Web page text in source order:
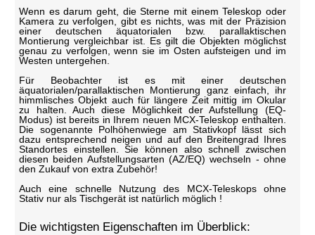
Wenn es darum geht, die Sterne mit einem Teleskop oder
Kamera zu verfolgen, gibt es nichts, was mit der Präzision
einer deutschen äquatorialen bzw. parallaktischen
Montierung vergleichbar ist. Es gilt die Objekten möglichst
genau zu verfolgen, wenn sie im Osten aufsteigen und im
Westen untergehen.
Für Beobachter ist es mit einer deutschen
äquatorialen/parallaktischen Montierung ganz einfach, ihr
himmlisches Objekt auch für längere Zeit mittig im Okular
zu halten. Auch diese Möglichkeit der Aufstellung (EQ-
Modus) ist bereits in Ihrem neuen MCX-Teleskop enthalten.
Die sogenannte Polhöhenwiege am Stativkopf lässt sich
dazu entsprechend neigen und auf den Breitengrad Ihres
Standortes einstellen. Sie können also schnell zwischen
diesen beiden Aufstellungsarten (AZ/EQ) wechseln - ohne
den Zukauf von extra Zubehör!
Auch eine schnelle Nutzung des MCX-Teleskops ohne
Stativ nur als Tischgerät ist natürlich möglich !
Die wichtigsten Eigenschaften im Überblick: